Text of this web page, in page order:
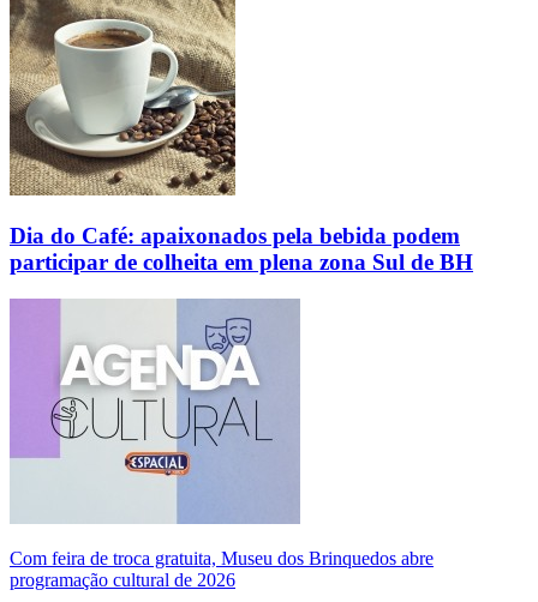
Dia do Café: apaixonados pela bebida podem
participar de colheita em plena zona Sul de BH
Com feira de troca gratuita, Museu dos Brinquedos abre
programação cultural de 2026